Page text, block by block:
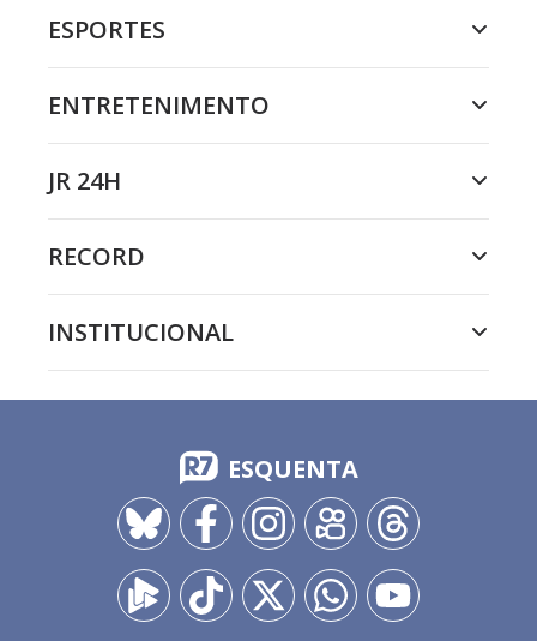
ESPORTES
ENTRETENIMENTO
JR 24H
RECORD
INSTITUCIONAL
ESQUENTA